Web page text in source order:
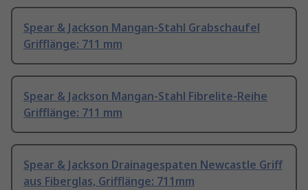
Spear & Jackson Mangan-Stahl Grabschaufel
Grifflänge: 711 mm
Spear & Jackson Mangan-Stahl Fibrelite-Reihe
Grifflänge: 711 mm
Spear & Jackson Drainagespaten Newcastle Griff
aus Fiberglas, Grifflänge: 711mm